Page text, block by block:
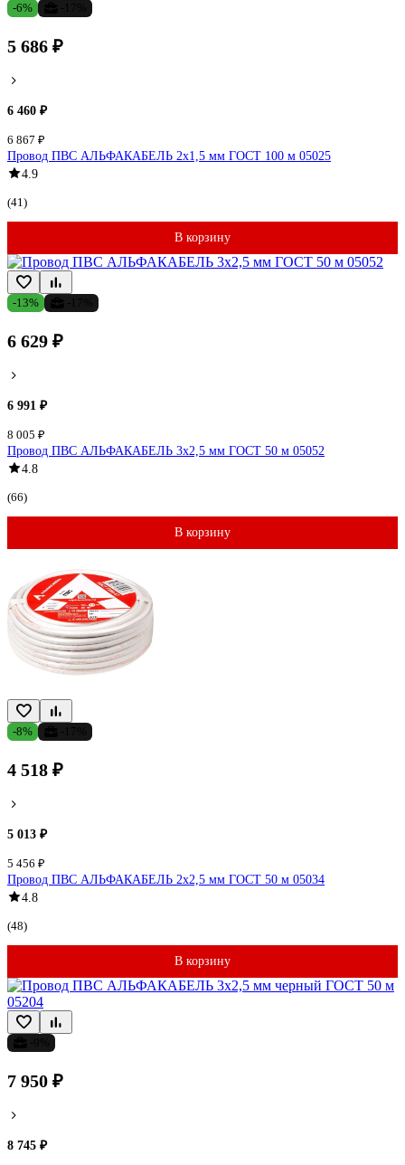
-6%
5 686 ₽
6 460 ₽
6 867 ₽
Провод ПВС АЛЬФАКАБЕЛЬ 2х1,5 мм ГОСТ 100 м 05025
4.9
(41)
В корзину
-13%
6 629 ₽
6 991 ₽
8 005 ₽
Провод ПВС АЛЬФАКАБЕЛЬ 3х2,5 мм ГОСТ 50 м 05052
4.8
(66)
В корзину
-8%
4 518 ₽
5 013 ₽
5 456 ₽
Провод ПВС АЛЬФАКАБЕЛЬ 2х2,5 мм ГОСТ 50 м 05034
4.8
(48)
В корзину
7 950 ₽
8 745 ₽